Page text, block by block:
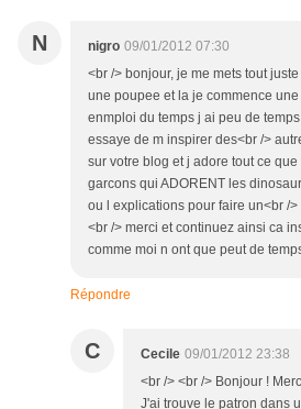
N nigro 09/01/2012 07:30
<br /> bonjour, je me mets tout
une poupee et la je commence
enmploi du temps j ai peu de
essaye de m inspirer des<br />
sur votre blog et j adore tout ce
garcons qui ADORENT les
ou l explications pour faire un<br /
<br /> merci et continuez ainsi ca
comme moi n ont que peut de
Répondre
C Cecile 09/01/2012 23:38
<br /> <br /> Bonjour !
J'ai trouve le patron dans